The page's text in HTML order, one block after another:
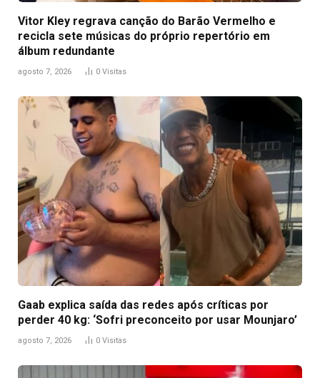
Vitor Kley regrava canção do Barão Vermelho e
recicla sete músicas do próprio repertório em
álbum redundante
agosto 7, 2026 0 Visitas
Gaab explica saída das redes após críticas por
perder 40 kg: ‘Sofri preconceito por usar Mounjaro’
agosto 7, 2026 0 Visitas